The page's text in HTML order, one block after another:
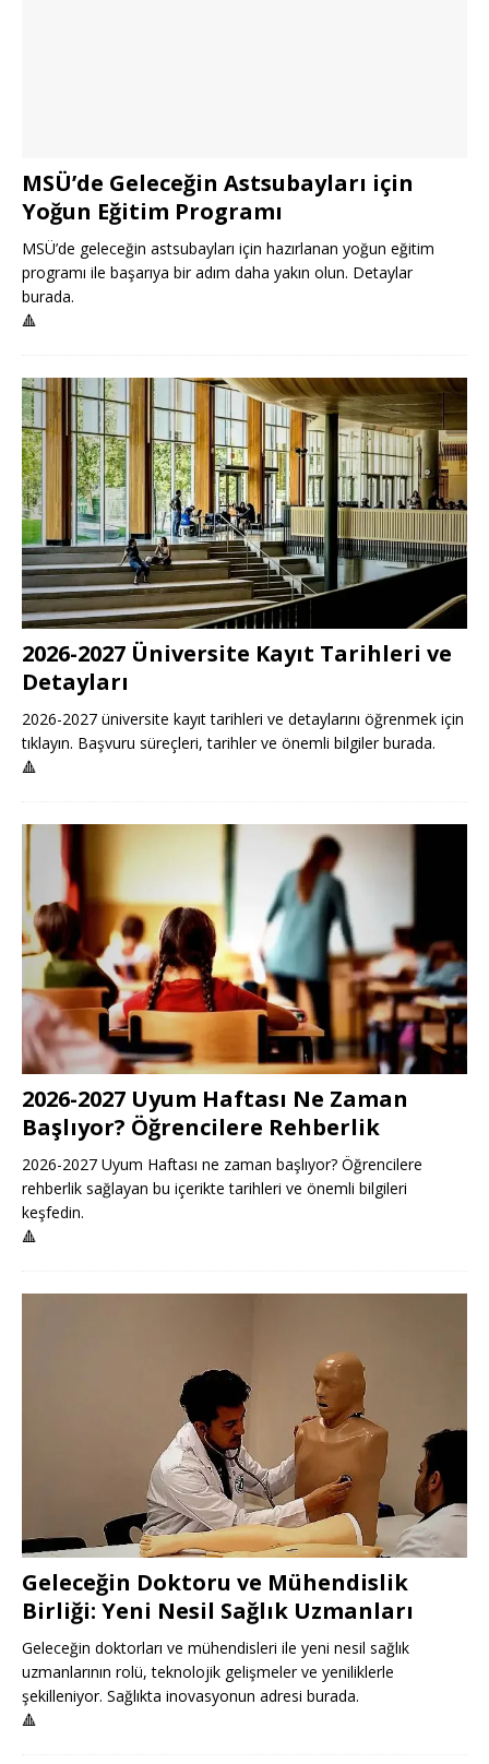
MSÜ’de Geleceğin Astsubayları için
Yoğun Eğitim Programı
MSÜ’de geleceğin astsubayları için hazırlanan yoğun eğitim
programı ile başarıya bir adım daha yakın olun. Detaylar
burada.
🔺
2026-2027 Üniversite Kayıt Tarihleri ve
Detayları
2026-2027 üniversite kayıt tarihleri ve detaylarını öğrenmek için
tıklayın. Başvuru süreçleri, tarihler ve önemli bilgiler burada.
🔺
2026-2027 Uyum Haftası Ne Zaman
Başlıyor? Öğrencilere Rehberlik
2026-2027 Uyum Haftası ne zaman başlıyor? Öğrencilere
rehberlik sağlayan bu içerikte tarihleri ve önemli bilgileri
keşfedin.
🔺
Geleceğin Doktoru ve Mühendislik
Birliği: Yeni Nesil Sağlık Uzmanları
Geleceğin doktorları ve mühendisleri ile yeni nesil sağlık
uzmanlarının rolü, teknolojik gelişmeler ve yeniliklerle
şekilleniyor. Sağlıkta inovasyonun adresi burada.
🔺